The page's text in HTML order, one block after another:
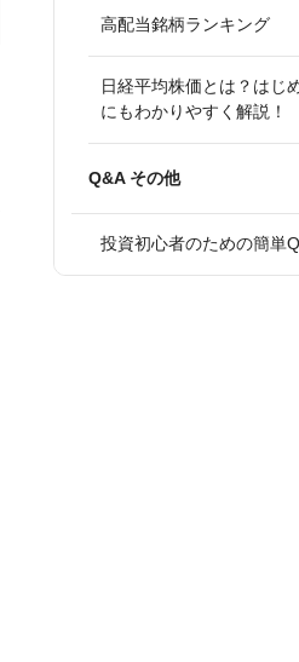
高配当銘柄ランキング
日経平均株価とは？はじ
にもわかりやすく解説！
Q&A その他
投資初心者のための簡単